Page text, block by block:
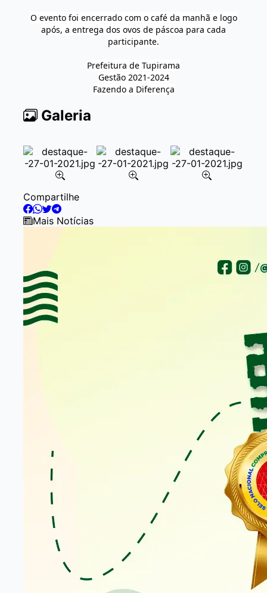
O evento foi encerrado com o café da manhã e logo
após, a entrega dos ovos de páscoa para cada
participante.
Prefeitura de Tupirama
Gestão 2021-2024
Fazendo a Diferença
Galeria
Item
2
of
Compartilhe
Mais Notícias